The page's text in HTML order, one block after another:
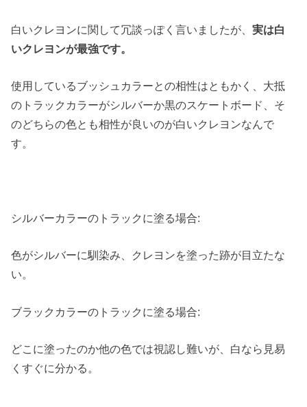
白いクレヨンに関して冗談っぽく言いましたが、実は白
いクレヨンが最強です。
使用しているブッシュカラーとの相性はともかく、大抵
のトラックカラーがシルバーか黒のスケートボード、そ
のどちらの色とも相性が良いのが白いクレヨンなんで
す。
シルバーカラーのトラックに塗る場合:
色がシルバーに馴染み、クレヨンを塗った跡が目立たな
い。
ブラックカラーのトラックに塗る場合:
どこに塗ったのか他の色では視認し難いが、白なら見易
くすぐに分かる。